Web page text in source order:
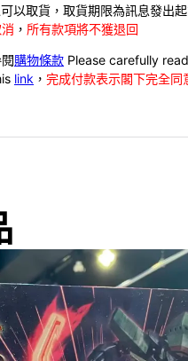
以取貨，取貨期限為訊息發出
， 所有款項將不獲退回
購物條款 Please carefully
link ， 完成付款表示閣下完全同